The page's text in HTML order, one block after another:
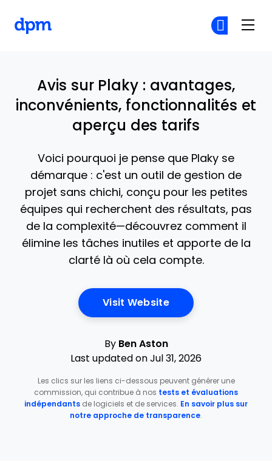
Avis sur Plaky : avantages,
inconvénients, fonctionnalités et
aperçu des tarifs
Voici pourquoi je pense que Plaky se
démarque : c'est un outil de gestion de
projet sans chichi, conçu pour les petites
équipes qui recherchent des résultats, pas
de la complexité—découvrez comment il
élimine les tâches inutiles et apporte de la
clarté là où cela compte.
Visit WebsiteOpens New Window
By Ben Aston
Last updated on Jul 31, 2026
Les clics sur les liens ci-dessous peuvent générer une
commission, qui contribue à nos tests et évaluations
indépendants de logiciels et de services. En savoir plus sur
notre approche de transparence.